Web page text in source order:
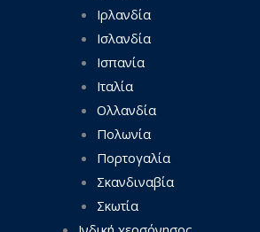
Ιρλανδία
Ισλανδία
Ισπανία
Ιταλία
Ολλανδία
Πολωνία
Πορτογαλία
Σκανδιναβία
Σκωτία